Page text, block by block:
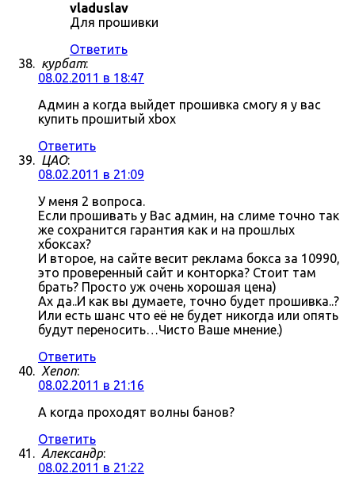
vladuslav
Для прошивки
Ответить
курбат:
08.02.2011 в 18:47
Админ а когда выйдет прошивка смогу я у вас
купить прошитый xbox
Ответить
ЦАО:
08.02.2011 в 21:09
У меня 2 вопроса.
Если прошивать у Вас админ, на слиме точно так
же сохранится гарантия как и на прошлых
хбоксах?
И второе, на сайте весит реклама бокса за 10990,
это проверенный сайт и конторка? Стоит там
брать? Просто уж очень хорошая цена)
Ах да..И как вы думаете, точно будет прошивка..?
Или есть шанс что её не будет никогда или опять
будут переносить…Чисто Ваше мнение.)
Ответить
Xenon:
08.02.2011 в 21:16
А когда проходят волны банов?
Ответить
Александр:
08.02.2011 в 21:22